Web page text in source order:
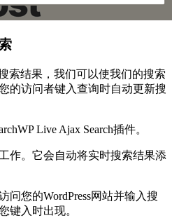
索结果，我们可以使我们的搜索
的访问者键入查询时自动更新搜
Live Ajax Search插件。
作。它会自动将实时搜索结果添
问您的WordPress网站并输入搜
键入时出现。